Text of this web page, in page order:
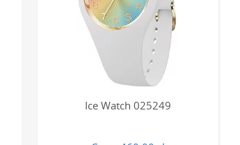
Ice Watch 025249